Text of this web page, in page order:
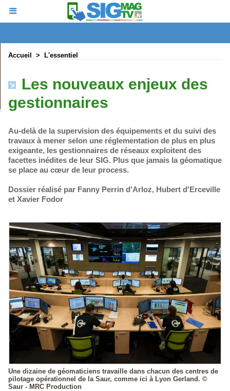
Accueil > L'essentiel
Les nouveaux enjeux des
gestionnaires
Au-delà de la supervision des équipements et du suivi des
travaux à mener selon une réglementation de plus en plus
exigeante, les gestionnaires de réseaux exploitent des
facettes inédites de leur SIG. Plus que jamais la géomatique
se place au cœur de leur process.
Dossier réalisé par Fanny Perrin d'Arloz, Hubert d'Erceville
et Xavier Fodor
Une dizaine de géomaticiens travaille dans chacun des centres de
pilotage opérationnel de la Saur, comme ici à Lyon Gerland. ©
Saur - MRC Production